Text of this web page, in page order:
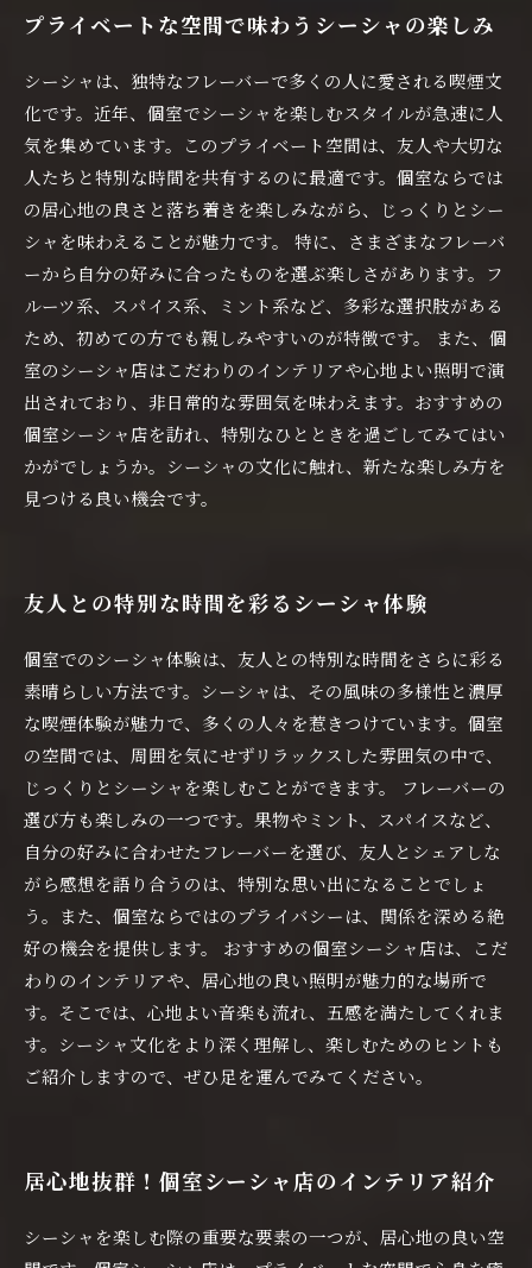
プライベートな空間で味わうシーシャの楽しみ
シーシャは、独特なフレーバーで多くの人に愛される喫煙文
化です。近年、個室でシーシャを楽しむスタイルが急速に人
気を集めています。このプライベート空間は、友人や大切な
人たちと特別な時間を共有するのに最適です。個室ならでは
の居心地の良さと落ち着きを楽しみながら、じっくりとシー
シャを味わえることが魅力です。 特に、さまざまなフレーバ
ーから自分の好みに合ったものを選ぶ楽しさがあります。フ
ルーツ系、スパイス系、ミント系など、多彩な選択肢がある
ため、初めての方でも親しみやすいのが特徴です。 また、個
室のシーシャ店はこだわりのインテリアや心地よい照明で演
出されており、非日常的な雰囲気を味わえます。おすすめの
個室シーシャ店を訪れ、特別なひとときを過ごしてみてはい
かがでしょうか。シーシャの文化に触れ、新たな楽しみ方を
見つける良い機会です。
友人との特別な時間を彩るシーシャ体験
個室でのシーシャ体験は、友人との特別な時間をさらに彩る
素晴らしい方法です。シーシャは、その風味の多様性と濃厚
な喫煙体験が魅力で、多くの人々を惹きつけています。個室
の空間では、周囲を気にせずリラックスした雰囲気の中で、
じっくりとシーシャを楽しむことができます。 フレーバーの
選び方も楽しみの一つです。果物やミント、スパイスなど、
自分の好みに合わせたフレーバーを選び、友人とシェアしな
がら感想を語り合うのは、特別な思い出になることでしょ
う。また、個室ならではのプライバシーは、関係を深める絶
好の機会を提供します。 おすすめの個室シーシャ店は、こだ
わりのインテリアや、居心地の良い照明が魅力的な場所で
す。そこでは、心地よい音楽も流れ、五感を満たしてくれま
す。シーシャ文化をより深く理解し、楽しむためのヒントも
ご紹介しますので、ぜひ足を運んでみてください。
居心地抜群！個室シーシャ店のインテリア紹介
シーシャを楽しむ際の重要な要素の一つが、居心地の良い空